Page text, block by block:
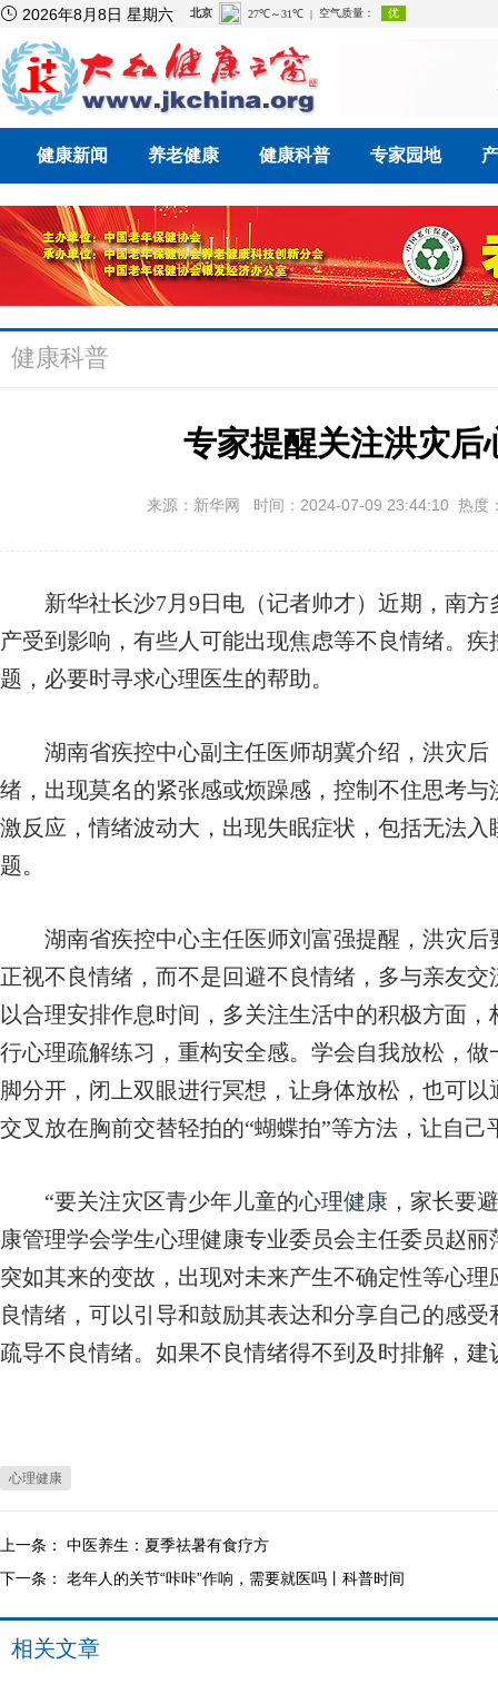
 2026年8月8日 星期六
健康新闻 养老健康 健康科普 专家园地
健康科普
专家提醒关注洪灾后
来源：新华网 时间：2024-07-09 23:44:10 热度
新华社长沙7月9日电（记者帅才）近期，南方
产受到影响，有些人可能出现焦虑等不良情绪。
题，必要时寻求心理医生的帮助。
湖南省疾控中心副主任医师胡冀介绍，洪灾后
绪，出现莫名的紧张感或烦躁感，控制不住思考
激反应，情绪波动大，出现失眠症状，包括无法
题。
湖南省疾控中心主任医师刘富强提醒，洪灾后
正视不良情绪，而不是回避不良情绪，多与亲友
以合理安排作息时间，多关注生活中的积极方面
行心理疏解练习，重构安全感。学会自我放松，
脚分开，闭上双眼进行冥想，让身体放松，也可
交叉放在胸前交替轻拍的“蝴蝶拍”等方法，让自己
“要关注灾区青少年儿童的心理健康 ，家长要
康管理学会学生心理健康专业委员会主任委员赵
突如其来的变故，出现对未来产生不确定性等心
良情绪，可以引导和鼓励其表达和分享自己的感
疏导不良情绪。如果不良情绪得不到及时排解，
心理健康
上一条： 中医养生：夏季祛暑有食疗方
下一条： 老年人的关节“咔咔”作响，需要就医吗丨科普时间
相关文章